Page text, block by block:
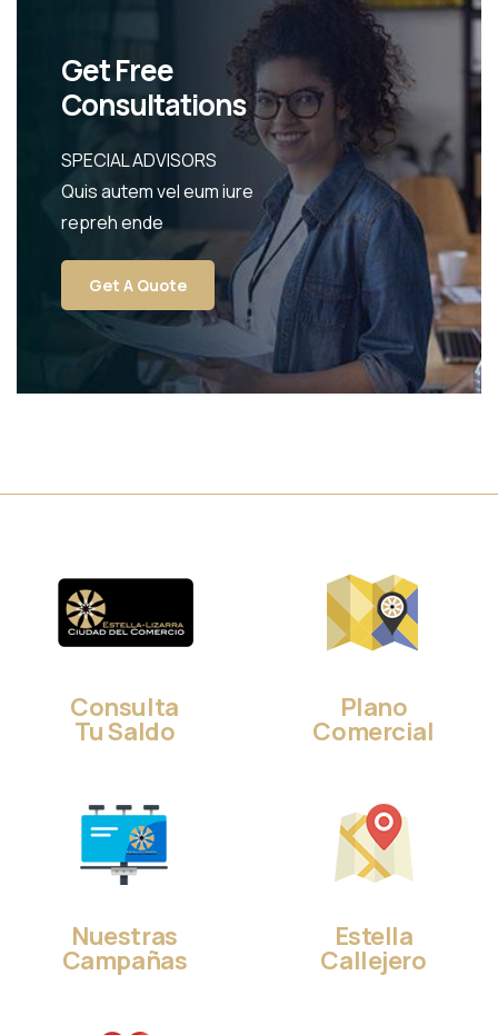
Get Free
Consultations
SPECIAL ADVISORS
Quis autem vel eum iure
repreh ende
Get A Quote
Consulta
Tu Saldo
Plano
Comercial
Nuestras
Campañas
Estella
Callejero